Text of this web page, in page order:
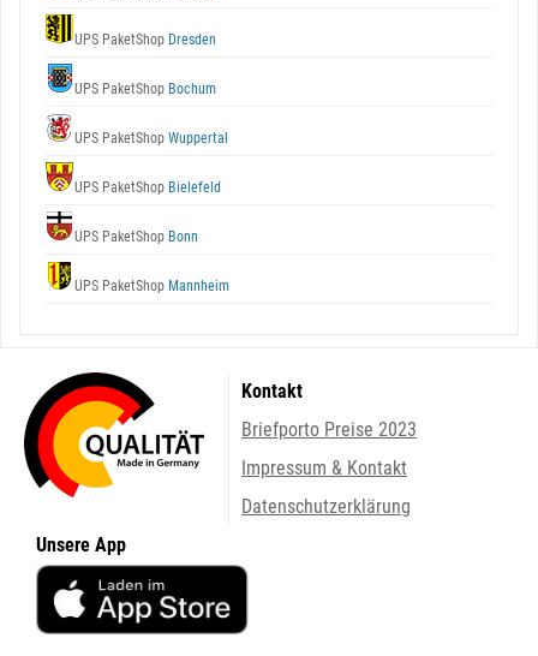
UPS PaketShop Dresden
UPS PaketShop Bochum
UPS PaketShop Wuppertal
UPS PaketShop Bielefeld
UPS PaketShop Bonn
UPS PaketShop Mannheim
Kontakt
Briefporto Preise 2023
Impressum & Kontakt
Datenschutzerklärung
Unsere App